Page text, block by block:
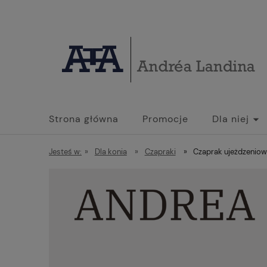
Strona główna Promocje Dla niej
Jesteś w: » Dla konia » Czapraki » Czaprak